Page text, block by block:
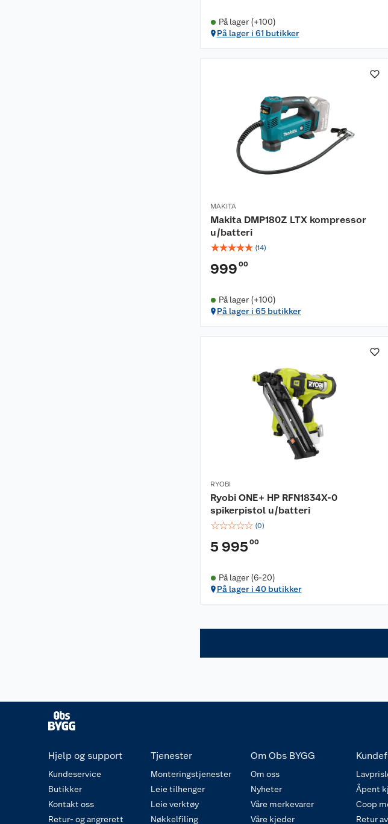
På lager (+100)
På lager i 61 butikker
MAKITA
Makita DMP180Z LTX kompressor
u/batteri
☆☆☆☆☆ (14)
999 00
På lager (+100)
På lager i 65 butikker
RYOBI
Ryobi ONE+ HP RFN1834X-0
spikerpistol u/batteri
☆☆☆☆☆ (0)
5 995 00
På lager (6-20)
På lager i 40 butikker
Hjelp og support
Kundeservice
Butikker
Kontakt oss
Retur- og angrerett
Tjenester
Monteringstjenester
Leie tilhenger
Leie verktøy
Nøkkelfiling
Om Obs BYGG
Om oss
Nyheter
Våre merkevarer
Våre kjeder
Åpent
Coop
Retur